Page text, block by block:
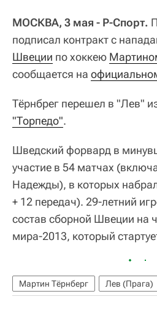
МОСКВА, 3 мая - Р-Спорт.
подписал контракт с
Швеции по хоккею
сообщается на
Тёрнбрег перешел в "Лев"
"Торпедо".
Шведский форвард в
участие в 54 матчах
Надежды), в которых
+ 12 передач). 29-летний
состав сборной Швеции на
мира-2013, который
Мартин Тёрнберг Лев (Прага)